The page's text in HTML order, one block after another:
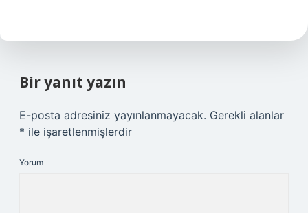
Bir yanıt yazın
E-posta adresiniz yayınlanmayacak. Gerekli alanlar
* ile işaretlenmişlerdir
Yorum